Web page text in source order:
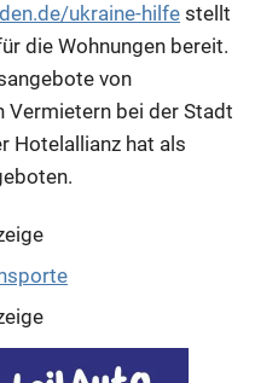
ukraine-hilfe stellt
die Wohnungen bereit.
von
Vermietern bei der Stadt
Hotelallianz hat als